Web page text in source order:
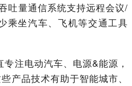
吐量通信系统支持远程会议/
乘坐汽车、飞机等交通工具
注电动汽车、电源&能源，
产品技术有助于智能城市、